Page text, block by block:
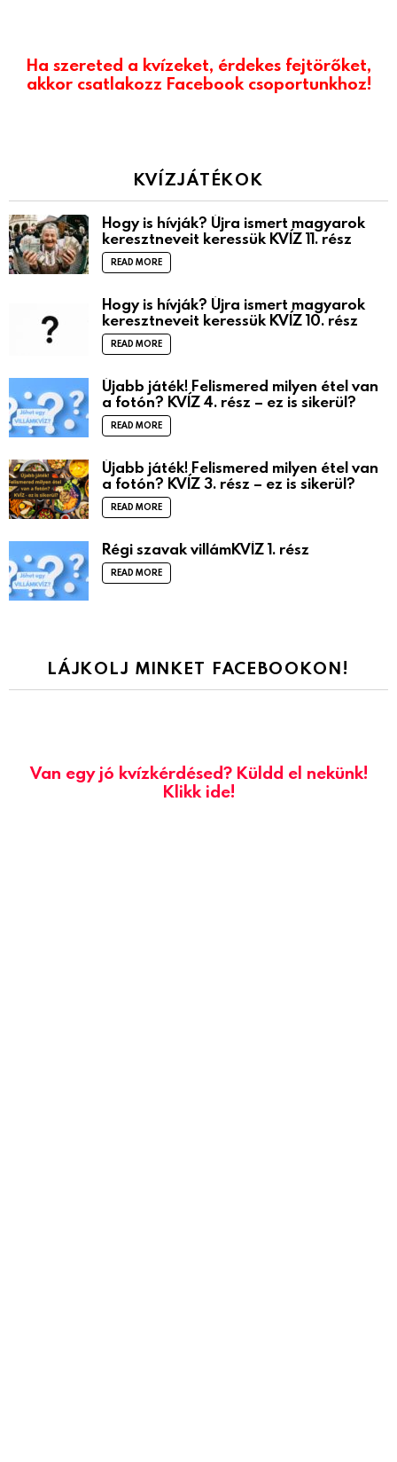
Ha szereted a kvízeket, érdekes fejtörőket,
akkor csatlakozz Facebook csoportunkhoz!
KVÍZJÁTÉKOK
Hogy is hívják? Újra ismert magyarok
keresztneveit keressük KVÍZ 11. rész
READ MORE
Hogy is hívják? Újra ismert magyarok
keresztneveit keressük KVÍZ 10. rész
READ MORE
Újabb játék! Felismered milyen étel van
a fotón? KVÍZ 4. rész – ez is sikerül?
READ MORE
Újabb játék! Felismered milyen étel van
a fotón? KVÍZ 3. rész – ez is sikerül?
READ MORE
Régi szavak villámKVÍZ 1. rész
READ MORE
LÁJKOLJ MINKET FACEBOOKON!
Van egy jó kvízkérdésed? Küldd el nekünk!
Klikk ide!